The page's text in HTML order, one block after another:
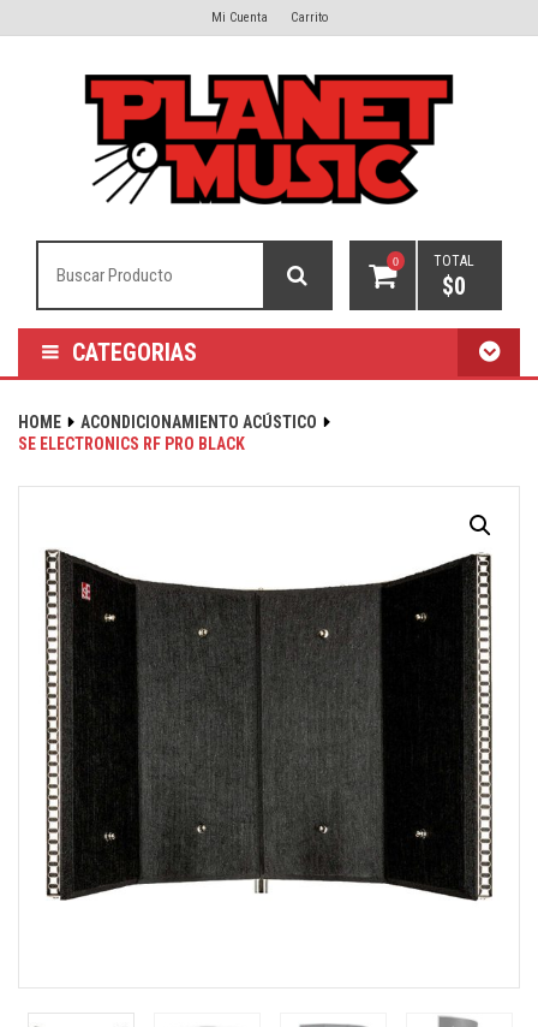
Mi Cuenta Carrito
0 TOTAL
$0
CATEGORIAS
HOME
ACONDICIONAMIENTO ACÚSTICO
SE ELECTRONICS RF PRO BLACK